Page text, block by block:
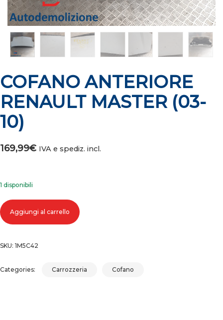
COFANO ANTERIORE
RENAULT MASTER (03-
10)
169,99€ IVA e spediz. incl.
1 disponibili
COFANO ANTERIORE RENAULT MASTER (03-10) quantità
Aggiungi al carrello
SKU: 1M5C42
Categories: Carrozzeria Cofano